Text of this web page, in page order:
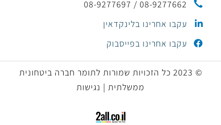
08-9277662 / 08-9277697
עקבו אחרינו בלינקדאין
עקבו אחרינו בפייסבוק
© 2023 כל הזכויות שמורות לתומר חברה ביטחונית
ממשלתית | נגישות